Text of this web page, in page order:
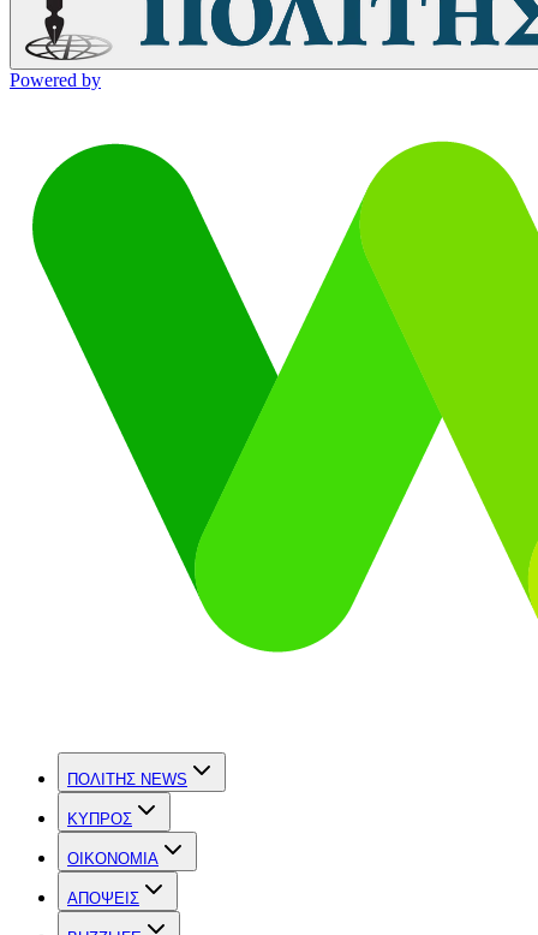
Powered by
ΠΟΛΙΤΗΣ NEWS
ΚΥΠΡΟΣ
OIKONOMIA
ΑΠΟΨΕΙΣ